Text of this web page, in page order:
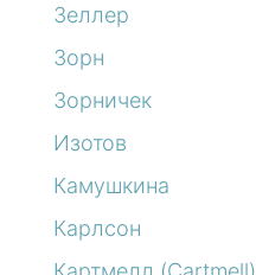
Зеллер
Зорн
Зорничек
Изотов
Камушкина
Карлсон